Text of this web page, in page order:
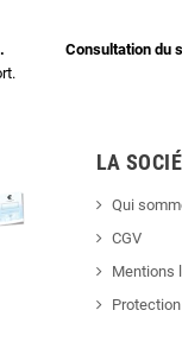
Consultation du
LA
Qui
CGV
Mentions